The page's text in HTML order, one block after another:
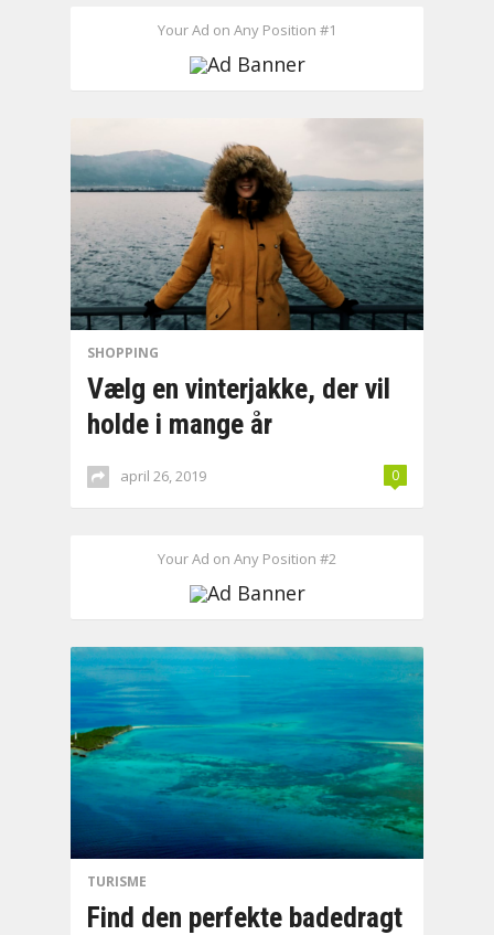
Your Ad on Any Position #1
SHOPPING
Vælg en vinterjakke, der vil
holde i mange år
april 26, 2019 0
Your Ad on Any Position #2
TURISME
Find den perfekte badedragt